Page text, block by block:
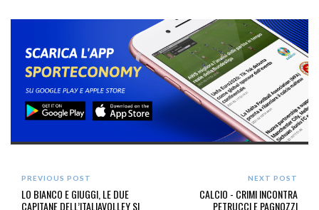
PREVIOUS POST
LO BIANCO E GIUGGI, LE DUE
CAPITANE DELL’ITALIAVOLLEY SI
NEXT POST
CALCIO - CRIMI INCONTRA
PETRUCCI E PAGNOZZI